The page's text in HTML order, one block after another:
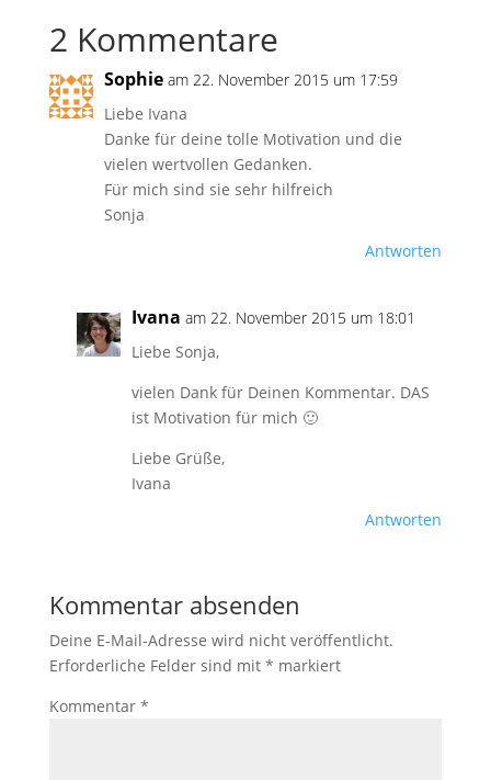
2 Kommentare
Sophie am 22. November 2015 um 17:59
Liebe Ivana
Danke für deine tolle Motivation und die
vielen wertvollen Gedanken.
Für mich sind sie sehr hilfreich
Sonja
Antworten
Ivana am 22. November 2015 um 18:01
Liebe Sonja,
vielen Dank für Deinen Kommentar. DAS
ist Motivation für mich 🙂
Liebe Grüße,
Ivana
Antworten
Kommentar absenden
Deine E-Mail-Adresse wird nicht veröffentlicht.
Erforderliche Felder sind mit * markiert
Kommentar *